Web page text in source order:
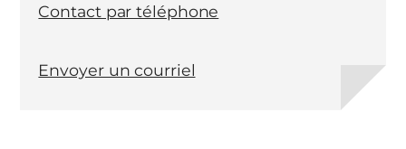
Contact par téléphone
Envoyer un courriel